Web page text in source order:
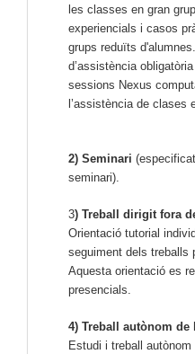
les classes en gran
experiencials i casos
grups reduïts
d’assistència
sessions Nexus
l’assistència de clases
2) Seminari
seminari).
3) Treball dirigit fora
Orientació tutorial
seguiment dels treballs
Aquesta orientació es
presencials.
4) Treball autònom de
Estudi i treball